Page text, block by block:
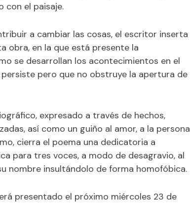
con el paisaje.
a cambiar las cosas, el escritor inserta
obra, en la que está presente la
se desarrollan los acontecimientos en el
pero que no obstruye la apertura de
expresado a través de hechos,
así como un guiño al amor, a la persona
cierra el poema una dedicatoria a
para tres voces, a modo de desagravio, al
nombre insultándolo de forma homofóbica.
presentado el próximo miércoles 23 de